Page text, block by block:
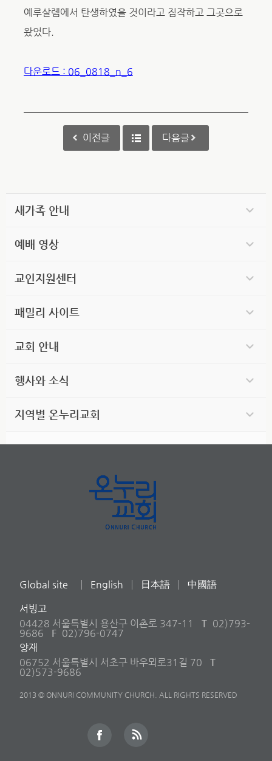
예루살렘에서 탄생하였을 것이라고 짐작하고 그곳으로
왔었다.
다운로드 : 06_0818_n_6
이전글 다음글
새가족 안내
예배 영상
교인지원센터
패밀리 사이트
교회 안내
행사와 소식
지역별 온누리교회
Global site English 日本語 中國語
서빙고
04428 서울특별시 용산구 이촌로 347-11
T 02)793-
9686
F 02)796-0747
양재
06752 서울특별시 서초구 바우뫼로31길 70
T
02)573-9686
2013 © ONNURI COMMUNITY CHURCH. ALL RIGHTS RESERVED